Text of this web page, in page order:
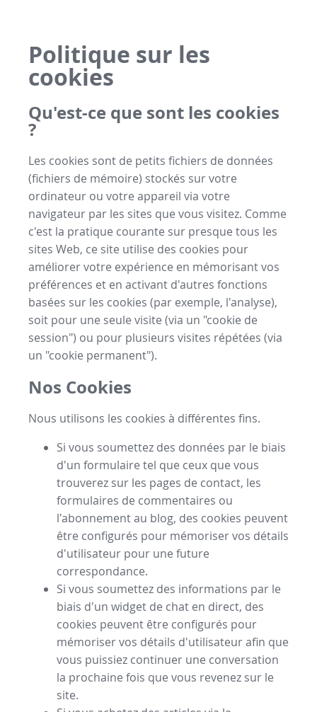
Politique sur les
cookies
Qu'est-ce que sont les cookies
?
Les cookies sont de petits fichiers de données
(fichiers de mémoire) stockés sur votre
ordinateur ou votre appareil via votre
navigateur par les sites que vous visitez. Comme
c'est la pratique courante sur presque tous les
sites Web, ce site utilise des cookies pour
améliorer votre expérience en mémorisant vos
préférences et en activant d'autres fonctions
basées sur les cookies (par exemple, l'analyse),
soit pour une seule visite (via un "cookie de
session") ou pour plusieurs visites répétées (via
un "cookie permanent").
Nos Cookies
Nous utilisons les cookies à différentes fins.
Si vous soumettez des données par le biais
d'un formulaire tel que ceux que vous
trouverez sur les pages de contact, les
formulaires de commentaires ou
l'abonnement au blog, des cookies peuvent
être configurés pour mémoriser vos détails
d'utilisateur pour une future
correspondance.
Si vous soumettez des informations par le
biais d'un widget de chat en direct, des
cookies peuvent être configurés pour
mémoriser vos détails d'utilisateur afin que
vous puissiez continuer une conversation
la prochaine fois que vous revenez sur le
site.